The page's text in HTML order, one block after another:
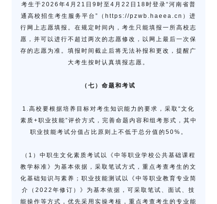
考生于2026年4月21日9时至4月22日18时登录“河南省普
通高校招生考生服务平台”（https://pzwb.haeea.cn）进
行网上志愿填报。在规定时间内，考生只能填报一所高校志
愿，并可以进行不超过两次的志愿修改，以网上最后一次保
存的志愿为准。填报时间截止后将无法补报和更改，提醒广
大考生按时认真填报志愿。
（七）命题和考试
1.高校要根据培养目标对考生知识能力的要求，采取“文化
素质+职业技能”评价方式，完善命题内容和组考形式，其中
职业技能考试分值占比原则上不低于总分值的50%。
（1）中职生文化素质考试以《中等职业学校公共基础课程
教学标准》为基本依据，采取笔试方式，重点考查考生的文
化基础知识与素养；职业技能测试以《中等职业教育专业简
介（2022年修订）》为基本依据，可采取笔试、面试、技
能操作等方式，优先采用实操考核，重点考查考生的专业能